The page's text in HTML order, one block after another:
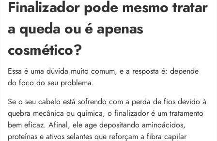
Finalizador pode mesmo tratar
a queda ou é apenas
cosmético?
Essa é uma dúvida muito comum, e a resposta é: depende
do foco do seu problema.
Se o seu cabelo está sofrendo com a perda de fios devido à
quebra mecânica ou química, o finalizador é um tratamento
bem eficaz. Afinal, ele age depositando aminoácidos,
proteínas e ativos selantes que reforçam a fibra capilar